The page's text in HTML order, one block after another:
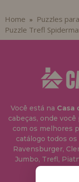
Home » Puzzles
Puzzle Trefl
Você está na Casa
cabeças, onde
com os melhores
catálogo todos os
Ravensburger,
Jumbo, Trefl,